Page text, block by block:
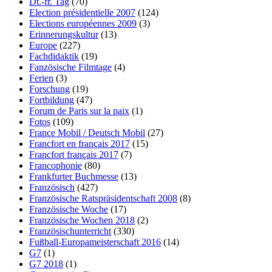
Election présidentielle 2007 (124)
Elections européennes 2009 (3)
Erinnerungskultur(13)
Europe (227)
Fachdidaktik (19)
Fanzösische Filmtage (4)
Ferien (3)
Forschung (19)
Fortbildung (47)
Forum de Paris sur la paix (1)
Fotos (109)
France Mobil / Deutsch Mobil (27)
Francfort en français 2017 (15)
Francfort français 2017 (7)
Francophonie (80)
Frankfurter Buchmesse (13)
Französisch (427)
Französische Ratspräsidentschaft 2008 (8)
Französische Woche (17)
Französische Wochen 2018 (2)
Französischunterricht (330)
Fußball-Europameisterschaft 2016 (14)
G7 (1)
G7 2018 (1)